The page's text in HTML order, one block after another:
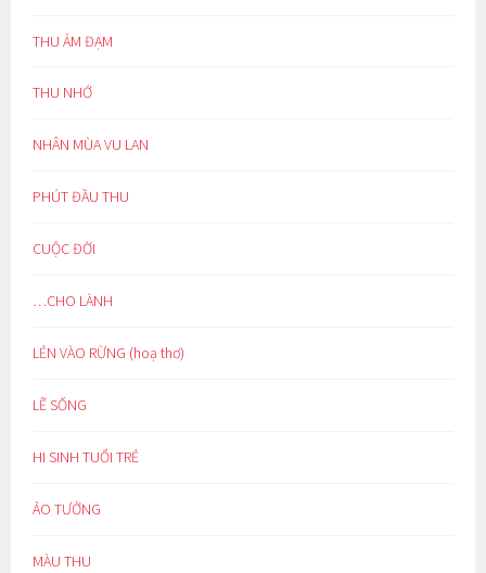
THU ẢM ĐẠM
THU NHỚ
NHÂN MÙA VU LAN
PHÚT ĐẦU THU
CUỘC ĐỜI
…CHO LÀNH
LẺN VÀO RỪNG (hoạ thơ)
LẼ SỐNG
HI SINH TUỔI TRẺ
ẢO TƯỞNG
MÀU THU